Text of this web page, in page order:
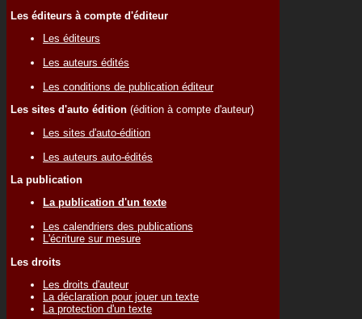
Les éditeurs à compte d'éditeur
Les éditeurs
Les auteurs édités
Les conditions de publication éditeur
Les sites d'auto édition (édition à compte d'auteur)
Les sites d'auto-édition
Les auteurs auto-édités
La publication
La publication d'un texte
Les calendriers des publications
L'écriture sur mesure
Les droits
Les droits d'auteur
La déclaration pour jouer un texte
La protection d'un texte